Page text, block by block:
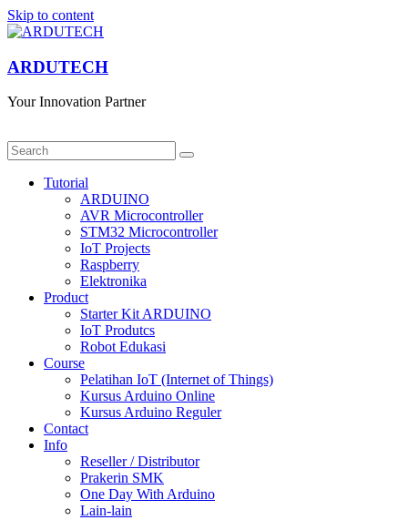
Skip to content
ARDUTECH
Your Innovation Partner
Tutorial
ARDUINO
AVR Microcontroller
STM32 Microcontroller
IoT Projects
Raspberry
Elektronika
Product
Starter Kit ARDUINO
IoT Produtcs
Robot Edukasi
Course
Pelatihan IoT (Internet of Things)
Kursus Arduino Online
Kursus Arduino Reguler
Contact
Info
Reseller / Distributor
Prakerin SMK
One Day With Arduino
Lain-lain